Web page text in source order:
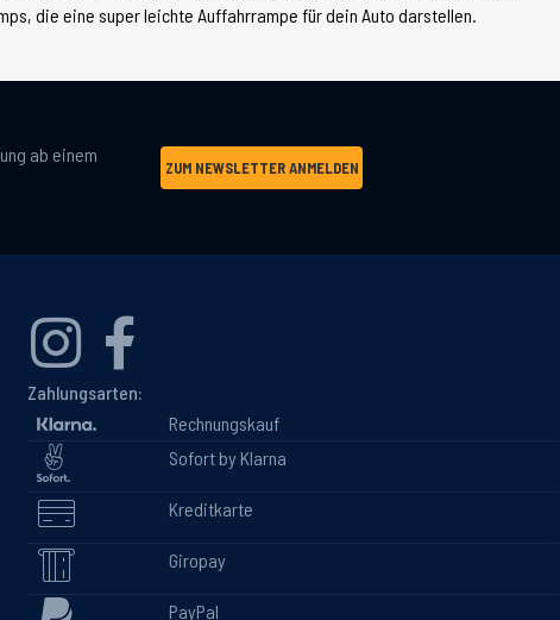
die eine super leichte Auffahrrampe für dein Auto darstellen.
ab einem
ZUM NEWSLETTER ANMELDEN
Zahlungsarten:
Rechnungskauf
Sofort by Klarna
Kreditkarte
Giropay
PayPal